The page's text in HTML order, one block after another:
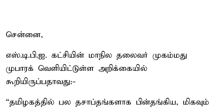
சென்னை,
எஸ்.டி.பி.ஐ. கட்சியின் மாநில தலைவர் முகம்மது
முபாரக் வெளியிட்டுள்ள அறிக்கையில்
கூறியிருப்பதாவது:-
“தமிழகத்தில் பல தசாப்தங்களாக பின்தங்கிய, மிகவும்